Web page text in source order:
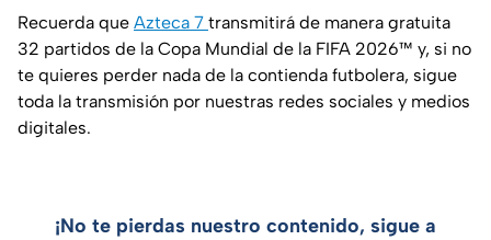
Recuerda que Azteca 7 transmitirá de manera gratuita
32 partidos de la Copa Mundial de la FIFA 2026™ y, si no
te quieres perder nada de la contienda futbolera, sigue
toda la transmisión por nuestras redes sociales y medios
digitales.
¡No te pierdas nuestro contenido, sigue a